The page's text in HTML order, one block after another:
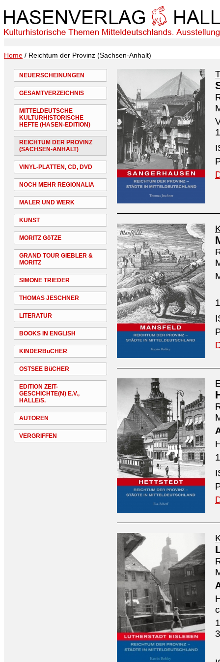
Home / Reichtum der Provinz (Sachsen-Anhalt)
NEUERSCHEINUNGEN
GESAMTVERZEICHNIS
MITTELDEUTSCHE
KULTURHISTORISCHE
HEFTE (HASEN-EDITION)
REICHTUM DER PROVINZ
(SACHSEN-ANHALT)
VINYL-PLATTEN, CD, DVD
NOCH MEHR REGIONALIA
MALER UND WERK
KUNST
MORITZ GöTZE
GRAND TOUR GIEBLER &
MORITZ
SIMONE TRIEDER
THOMAS JESCHNER
LITERATUR
BOOKS IN ENGLISH
KINDERBüCHER
OSTSEE BüCHER
EDITION ZEIT-
GESCHICHTE(N) E.V.,
HALLE/S.
AUTOREN
VERGRIFFEN